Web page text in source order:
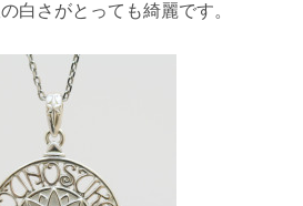
白さがとっても綺麗です。